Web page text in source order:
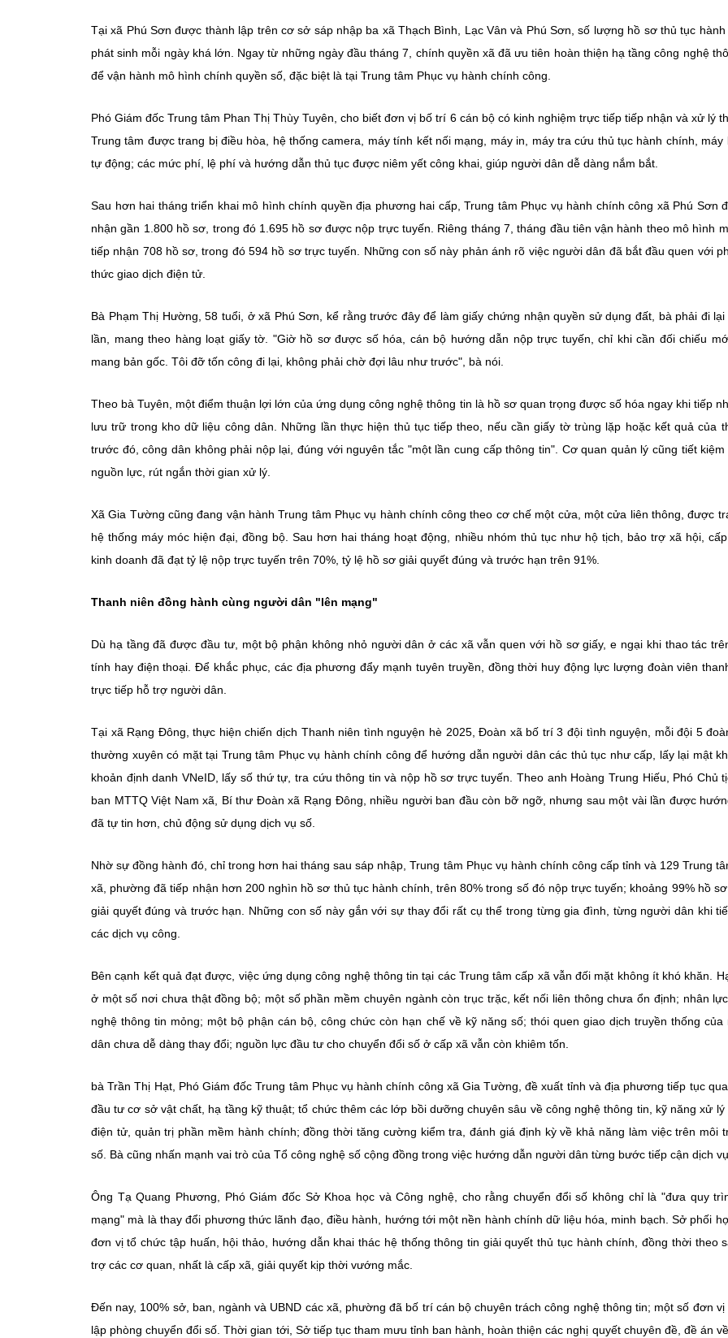
Tại xã Phú Sơn được thành lập trên cơ sở sáp nhập ba xã Thạch Bình, Lạc Vân và Phú Sơn, số lượng hồ sơ thủ tục hành
phát sinh mỗi ngày khá lớn. Ngay từ những ngày đầu tháng 7, chính quyền xã đã ưu tiên hoàn thiện hạ tầng công nghệ
để vận hành mô hình chính quyền số, đặc biệt là tại Trung tâm Phục vụ hành chính công.
Phó Giám đốc Trung tâm Phan Thị Thùy Tuyên, cho biết đơn vị bố trí 6 cán bộ có kinh nghiệm trực tiếp tiếp nhận và xử lý
Trung tâm được trang bị điều hòa, hệ thống camera, máy tính kết nối mạng, máy in, máy tra cứu thủ tục hành chính, máy
tự động; các mức phí, lệ phí và hướng dẫn thủ tục được niêm yết công khai, giúp người dân dễ dàng nắm bắt.
Sau hơn hai tháng triển khai mô hình chính quyền địa phương hai cấp, Trung tâm Phục vụ hành chính công xã Phú Sơn
nhận gần 1.800 hồ sơ, trong đó 1.695 hồ sơ được nộp trực tuyến. Riêng tháng 7, tháng đầu tiên vận hành theo mô hình
tiếp nhận 708 hồ sơ, trong đó 594 hồ sơ trực tuyến. Những con số này phản ánh rõ việc người dân đã bắt đầu quen với
thức giao dịch điện tử.
Bà Phạm Thị Hường, 58 tuổi, ở xã Phú Sơn, kể rằng trước đây để làm giấy chứng nhận quyền sử dụng đất, bà phải đi lại
lần, mang theo hàng loạt giấy tờ. "Giờ hồ sơ được số hóa, cán bộ hướng dẫn nộp trực tuyến, chỉ khi cần đối chiếu
mang bản gốc. Tôi đỡ tốn công đi lại, không phải chờ đợi lâu như trước", bà nói.
Theo bà Tuyên, một điểm thuận lợi lớn của ứng dụng công nghệ thông tin là hồ sơ quan trọng được số hóa ngay khi tiếp
lưu trữ trong kho dữ liệu công dân. Những lần thực hiện thủ tục tiếp theo, nếu cần giấy tờ trùng lặp hoặc kết quả của
trước đó, công dân không phải nộp lại, đúng với nguyên tắc "một lần cung cấp thông tin". Cơ quan quản lý cũng tiết kiệm
nguồn lực, rút ngắn thời gian xử lý.
Xã Gia Tường cũng đang vận hành Trung tâm Phục vụ hành chính công theo cơ chế một cửa, một cửa liên thông, được
hệ thống máy móc hiện đại, đồng bộ. Sau hơn hai tháng hoạt động, nhiều nhóm thủ tục như hộ tịch, bảo trợ xã hội,
kinh doanh đã đạt tỷ lệ nộp trực tuyến trên 70%, tỷ lệ hồ sơ giải quyết đúng và trước hạn trên 91%.
Thanh niên đồng hành cùng người dân "lên mạng"
Dù hạ tầng đã được đầu tư, một bộ phận không nhỏ người dân ở các xã vẫn quen với hồ sơ giấy, e ngại khi thao tác
tính hay điện thoại. Để khắc phục, các địa phương đẩy mạnh tuyên truyền, đồng thời huy động lực lượng đoàn viên
trực tiếp hỗ trợ người dân.
Tại xã Rạng Đông, thực hiện chiến dịch Thanh niên tình nguyện hè 2025, Đoàn xã bố trí 3 đội tình nguyện, mỗi đội 5
thường xuyên có mặt tại Trung tâm Phục vụ hành chính công để hướng dẫn người dân các thủ tục như cấp, lấy lại mật
khoản định danh VNeID, lấy số thứ tự, tra cứu thông tin và nộp hồ sơ trực tuyến. Theo anh Hoàng Trung Hiếu, Phó Chủ
ban MTTQ Việt Nam xã, Bí thư Đoàn xã Rạng Đông, nhiều người ban đầu còn bỡ ngỡ, nhưng sau một vài lần được
đã tự tin hơn, chủ động sử dụng dịch vụ số.
Nhờ sự đồng hành đó, chỉ trong hơn hai tháng sau sáp nhập, Trung tâm Phục vụ hành chính công cấp tỉnh và 129 Trung
xã, phường đã tiếp nhận hơn 200 nghìn hồ sơ thủ tục hành chính, trên 80% trong số đó nộp trực tuyến; khoảng 99% hồ
giải quyết đúng và trước hạn. Những con số này gắn với sự thay đổi rất cụ thể trong từng gia đình, từng người dân khi
các dịch vụ công.
Bên cạnh kết quả đạt được, việc ứng dụng công nghệ thông tin tại các Trung tâm cấp xã vẫn đối mặt không ít khó khăn.
ở một số nơi chưa thật đồng bộ; một số phần mềm chuyên ngành còn trục trặc, kết nối liên thông chưa ổn định; nhân
nghệ thông tin mỏng; một bộ phận cán bộ, công chức còn hạn chế về kỹ năng số; thói quen giao dịch truyền thống của
dân chưa dễ dàng thay đổi; nguồn lực đầu tư cho chuyển đổi số ở cấp xã vẫn còn khiêm tốn.
bà Trần Thị Hạt, Phó Giám đốc Trung tâm Phục vụ hành chính công xã Gia Tường, đề xuất tỉnh và địa phương tiếp tục
đầu tư cơ sở vật chất, hạ tầng kỹ thuật; tổ chức thêm các lớp bồi dưỡng chuyên sâu về công nghệ thông tin, kỹ năng xử lý
điện tử, quản trị phần mềm hành chính; đồng thời tăng cường kiểm tra, đánh giá định kỳ về khả năng làm việc trên môi
số. Bà cũng nhấn mạnh vai trò của Tổ công nghệ số cộng đồng trong việc hướng dẫn người dân từng bước tiếp cận dịch vụ
Ông Tạ Quang Phương, Phó Giám đốc Sở Khoa học và Công nghệ, cho rằng chuyển đổi số không chỉ là "đưa quy
mạng" mà là thay đổi phương thức lãnh đạo, điều hành, hướng tới một nền hành chính dữ liệu hóa, minh bạch. Sở phối
đơn vị tổ chức tập huấn, hội thảo, hướng dẫn khai thác hệ thống thông tin giải quyết thủ tục hành chính, đồng thời theo
trợ các cơ quan, nhất là cấp xã, giải quyết kịp thời vướng mắc.
Đến nay, 100% sở, ban, ngành và UBND các xã, phường đã bố trí cán bộ chuyên trách công nghệ thông tin; một số đơn vị
lập phòng chuyển đổi số. Thời gian tới, Sở tiếp tục tham mưu tỉnh ban hành, hoàn thiện các nghị quyết chuyên đề, đề án